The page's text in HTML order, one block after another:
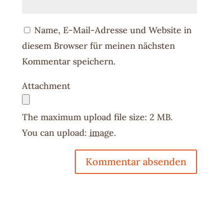
Name, E-Mail-Adresse und Website in
diesem Browser für meinen nächsten
Kommentar speichern.
Attachment
The maximum upload file size: 2 MB.
You can upload: image.